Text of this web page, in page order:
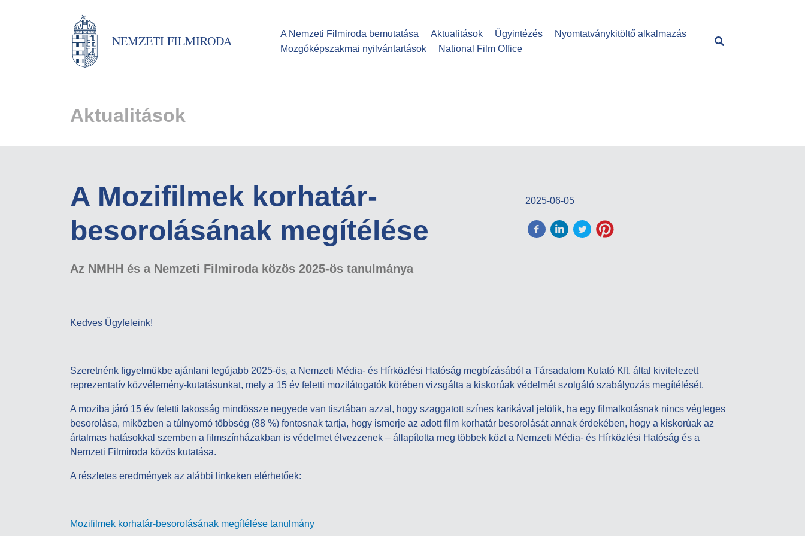
tartalomra
NEMZETI FILMIRODA A Nemzeti Filmiroda bemutatása Aktualitások Ügyintézés
Nyomtatványkitöltő alkalmazás
Mozgóképszakmai nyilvántartások
National Film Office
Aktualitások
A Mozifilmek korhatár-
besorolásának megítélése
2025-06-05
Az NMHH és a Nemzeti Filmiroda közös 2025-ös tanulmánya
Kedves Ügyfeleink!
Szeretnénk figyelmükbe ajánlani legújabb 2025-ös, a Nemzeti Média- és Hírközlési Hatóság megbízásából a Társadalom Kutató Kft. által kivitelezett
reprezentatív közvélemény-kutatásunkat, mely a 15 év feletti mozilátogatók körében vizsgálta a kiskorúak védelmét szolgáló szabályozás megítélését.
A moziba járó 15 év feletti lakosság mindössze negyede van tisztában azzal, hogy szaggatott színes karikával jelölik, ha egy filmalkotásnak nincs végleges
besorolása, miközben a túlnyomó többség (88 %) fontosnak tartja, hogy ismerje az adott film korhatár besorolását annak érdekében, hogy a kiskorúak az
ártalmas hatásokkal szemben a filmszínházakban is védelmet élvezzenek – állapította meg többek közt a Nemzeti Média- és Hírközlési Hatóság és a
Nemzeti Filmiroda közös kutatása.
A részletes eredmények az alábbi linkeken elérhetőek:
Mozifilmek korhatár-besorolásának megítélése tanulmány